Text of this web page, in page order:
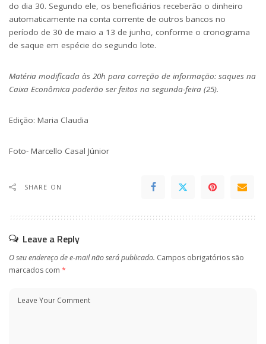
do dia 30. Segundo ele, os beneficiários receberão o dinheiro
automaticamente na conta corrente de outros bancos no
período de 30 de maio a 13 de junho, conforme o cronograma
de saque em espécie do segundo lote.
Matéria modificada às 20h para correção de informação: saques na
Caixa Econômica poderão ser feitos na segunda-feira (25).
Edição: Maria Claudia
Foto- Marcello Casal Júnior
SHARE ON
Leave a Reply
O seu endereço de e-mail não será publicado. Campos obrigatórios são
marcados com *